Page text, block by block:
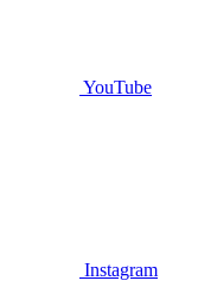
YouTube
Instagram